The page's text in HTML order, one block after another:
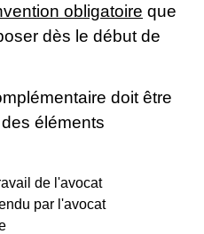
obligatoire que
dès le début de
doit être
éléments
de l'avocat
par l'avocat